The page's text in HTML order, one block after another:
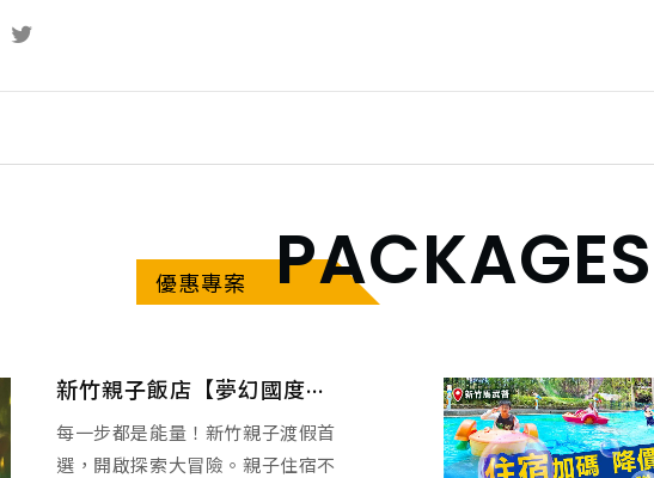
優惠專案 PACKAGES
新竹親子飯店【夢幻國度．森林奇跡】帶孩子漫步山林、設施闖關抽奇跡扭蛋！
每一步都是能量！新竹親子渡假首
選，開啟探索大冒險。親子住宿不